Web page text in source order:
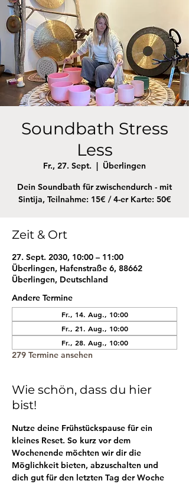
Soundbath Stress
Less
Fr., 27. Sept.
  |
Überlingen
Dein Soundbath für zwischendurch - mit
Sintija, Teilnahme: 15€ / 4-er Karte: 50€
Zeit & Ort
27. Sept. 2030, 10:00 – 11:00
Überlingen, Hafenstraße 6, 88662
Überlingen, Deutschland
Andere Termine
Fr., 14. Aug., 10:00
Fr., 21. Aug., 10:00
Fr., 28. Aug., 10:00
279 Termine ansehen
Wie schön, dass du hier
bist!
Nutze deine Frühstückspause für ein
kleines Reset. So kurz vor dem
Wochenende möchten wir dir die
Möglichkeit bieten, abzuschalten und
dich gut für den letzten Tag der Woche